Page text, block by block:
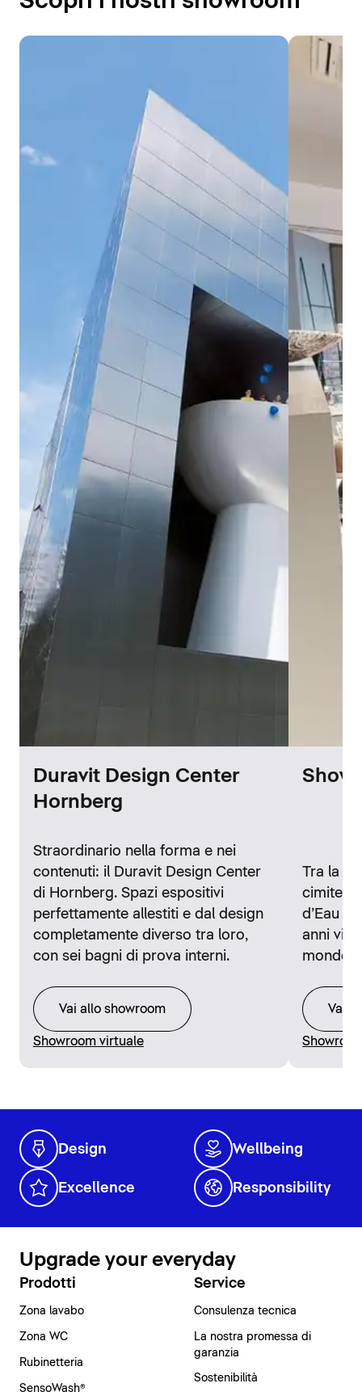
Duravit Design Center
Hornberg
Straordinario nella forma e nei
contenuti: il Duravit Design Center
di Hornberg. Spazi espositivi
perfettamente allestiti e dal design
completamente diverso tra loro,
con sei bagni di prova interni.
Vai allo showroom
Showroom virtuale
Tra la
cimitero
d’Eau
anni
mondo.
Vai
Design Wellbeing
Excellence Responsibility
Upgrade your everyday
Prodotti
Zona lavabo
Zona WC
Rubinetteria
SensoWash®
Service
Consulenza tecnica
La nostra promessa di
garanzia
Sostenibilità